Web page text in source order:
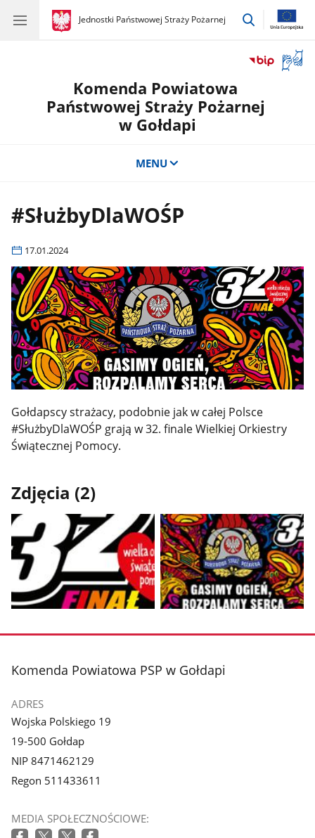
gov.pl
Jednostki Państwowej Straży Pożarnej
gov.pl
Jednostki
przejdź
okno
Komenda Powiatowa
Państwowej Straży Pożarnej
w Gołdapi
MENU
#SłużbyDlaWOŚP
17.01.2024
Gołdapscy strażacy, podobnie jak w całej Polsce
#SłużbyDlaWOŚP grają w 32. finale Wielkiej Orkiestry
Świątecznej Pomocy.
Zdjęcia (2)
zdjęcie
galerii.
zdjęcie
galerii.
stopka
Komenda Powiatowa PSP w Gołdapi
ADRES
Wojska Polskiego 19
19-500 Gołdap
NIP 8471462129
Regon 511433611
MEDIA SPOŁECZNOŚCIOWE: